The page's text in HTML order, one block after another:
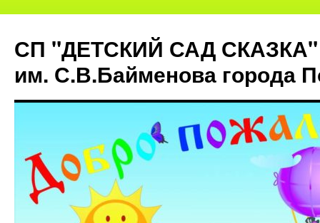
СП "ДЕТСКИЙ САД СКАЗКА"
им. С.В.Байменова города